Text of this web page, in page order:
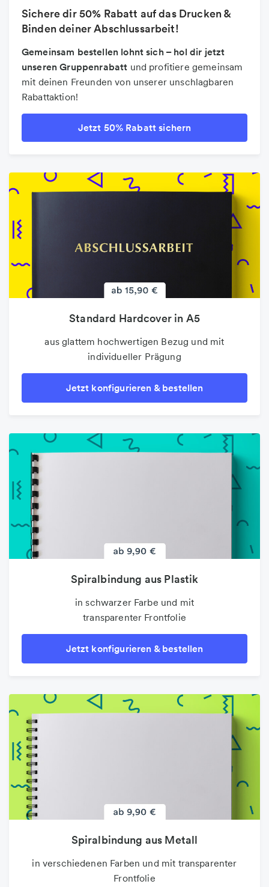
Sichere dir 50% Rabatt auf das Drucken &
Binden deiner Abschlussarbeit!
Gemeinsam bestellen lohnt sich – hol dir jetzt
unseren Gruppenrabatt und profitiere gemeinsam
mit deinen Freunden von unserer unschlagbaren
Rabattaktion!
Jetzt 50% Rabatt sichern
Standard Hardcover in A5
aus glattem hochwertigen Bezug und mit
individueller Prägung
Jetzt konfigurieren & bestellen
Spiralbindung aus Plastik
in schwarzer Farbe und mit
transparenter Frontfolie
Jetzt konfigurieren & bestellen
Spiralbindung aus Metall
in verschiedenen Farben und mit transparenter
Frontfolie